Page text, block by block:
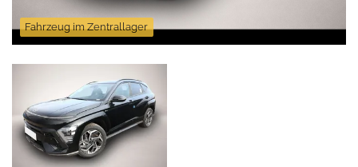
Fahrzeug im Zentrallager